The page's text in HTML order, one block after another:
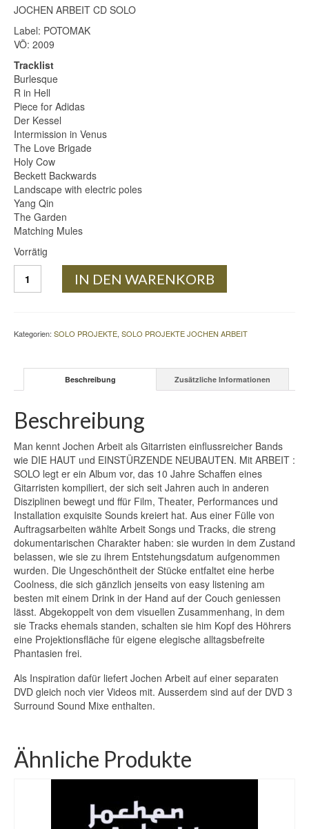
JOCHEN ARBEIT CD SOLO
Label: POTOMAK
VÖ: 2009
Tracklist
Burlesque
R in Hell
Piece for Adidas
Der Kessel
Intermission in Venus
The Love Brigade
Holy Cow
Beckett Backwards
Landscape with electric poles
Yang Qin
The Garden
Matching Mules
Vorrätig
ARBEIT
IN DEN WARENKORB
Kategorien: SOLO PROJEKTE, SOLO PROJEKTE JOCHEN ARBEIT
Beschreibung Zusätzliche Informationen
Beschreibung
Man kennt Jochen Arbeit als Gitarristen einflussreicher Bands
wie DIE HAUT und EINSTÜRZENDE NEUBAUTEN. Mit ARBEIT :
SOLO legt er ein Album vor, das 10 Jahre Schaffen eines
Gitarristen kompiliert, der sich seit Jahren auch in anderen
Disziplinen bewegt und ffür Film, Theater, Performances und
Installation exquisite Sounds kreiert hat. Aus einer Fülle von
Auftragsarbeiten wählte Arbeit Songs und Tracks, die streng
dokumentarischen Charakter haben: sie wurden in dem Zustand
belassen, wie sie zu ihrem Entstehungsdatum aufgenommen
wurden. Die Ungeschöntheit der Stücke entfaltet eine herbe
Coolness, die sich gänzlich jenseits von easy listening am
besten mit einem Drink in der Hand auf der Couch geniessen
lässt. Abgekoppelt von dem visuellen Zusammenhang, in dem
sie Tracks ehemals standen, schalten sie him Kopf des Höhrers
eine Projektionsfläche für eigene elegische alltagsbefreite
Phantasien frei.
Als Inspiration dafür liefert Jochen Arbeit auf einer separaten
DVD gleich noch vier Videos mit. Ausserdem sind auf der DVD 3
Surround Sound Mixe enthalten.
Ähnliche Produkte